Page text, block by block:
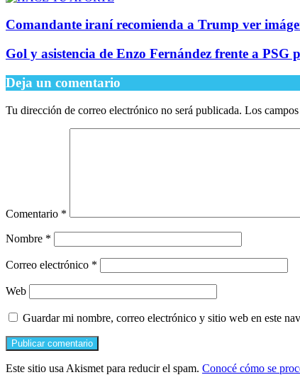
Comandante iraní recomienda a Trump ver
Gol y asistencia de Enzo Fernández frente a PSG
Deja un comentario
Tu dirección de correo electrónico no será publicada. Los
Comentario *
Nombre *
Correo electrónico *
Web
Guardar mi nombre, correo electrónico y sitio web en este
Este sitio usa Akismet para reducir el spam. Conocé cómo se